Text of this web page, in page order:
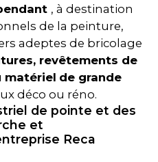
, à destination
de la peinture,
adeptes de bricolage
revêtements de
matériel de grande
déco ou réno.
de pointe et des
et
Reca